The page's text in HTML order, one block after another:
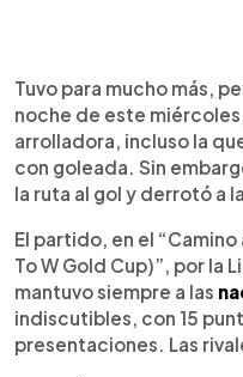
Escuchar
Tuvo para mucho más,
noche de este
arrolladora, incluso la
con goleada. Sin
la ruta al gol y derrotó a
El partido, en el “Camino
To W Gold Cup)”, por la
mantuvo siempre a las
indiscutibles, con 15
presentaciones. Las